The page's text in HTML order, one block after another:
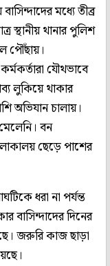
মধ্যে তীব্র
স্থানীয় থানার পুলিশ
পৌঁছায়।
যৌথভাবে
লুকিয়ে থাকার
অভিযান চালায়।
বন
ছেড়ে পাশের
ধরা না পর্যন্ত
বাসিন্দাদের দিনের
জরুরি কাজ ছাড়া